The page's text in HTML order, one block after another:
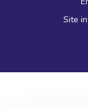
Site